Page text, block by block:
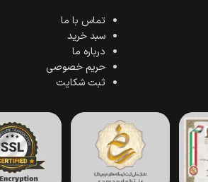
تماس با ما
سبد خرید
درباره ما
حریم خصوصی
ثبت شکایت